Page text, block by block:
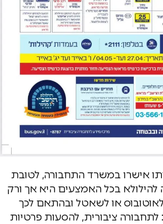
אישרו במשרד התחבורה, לטובת
להילולא בכל האמצעים היא אך ורק
או לשאטל ובהתאם לכך
לתחבורה ציבורית, להסעות פרטיות